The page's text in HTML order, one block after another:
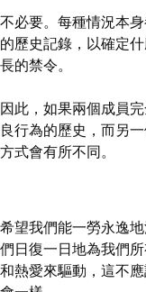
不必要。每種情況本
的歷史記錄，以確定
長的禁令。
因此，如果兩個成員
良行為的歷史，而另
方式會有所不同。
希望我們能一勞永逸
們日復一日地為我們
和熱愛來驅動，這不